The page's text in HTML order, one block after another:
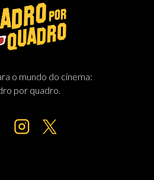
o mundo do cinema:
por quadro.